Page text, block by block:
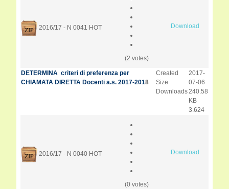
2016/17 - N 0041 HOT
(2 votes)
Download
DETERMINA criteri di preferenza per
CHIAMATA DIRETTA Docenti a.s. 2017-2018
Created
Size
Downloads
2017-
07-06
240.58
KB
3.624
2016/17 - N 0040 HOT
(0 votes)
Download